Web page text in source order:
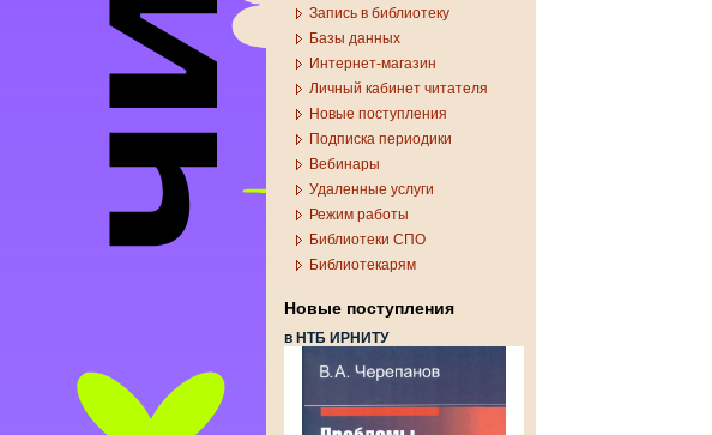
Запись в библиотеку
Базы данных
Интернет-магазин
Личный кабинет читателя
Новые поступления
Подписка периодики
Вебинары
Удаленные услуги
Режим работы
Библиотеки СПО
Библиотекарям
Новые поступления
в НТБ ИРНИТУ